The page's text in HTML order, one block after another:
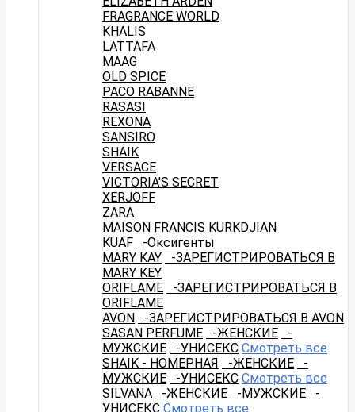
FRAGRANCE WORLD
KHALIS
LATTAFA
MAAG
OLD SPICE
PACO RABANNE
RASASI
REXONA
SANSIRO
SHAIK
VERSACE
VICTORIA'S SECRET
XERJOFF
ZARA
MAISON FRANCIS KURKDJIAN
KUAF
-Оксигенты
MARY KAY
-ЗАРЕГИСТРИРОВАТЬСЯ В
MARY KEY
ORIFLAME
-ЗАРЕГИСТРИРОВАТЬСЯ В
ORIFLAME
AVON
-ЗАРЕГИСТРИРОВАТЬСЯ В AVON
SASAN PERFUME
-ЖЕНСКИЕ
-
МУЖСКИЕ
-УНИСЕКС Смотреть все
SHAIK - НОМЕРНАЯ
-ЖЕНСКИЕ
-
МУЖСКИЕ
-УНИСЕКС Смотреть все
SILVANA
-ЖЕНСКИЕ -МУЖСКИЕ
-
УНИСЕКС Смотреть все